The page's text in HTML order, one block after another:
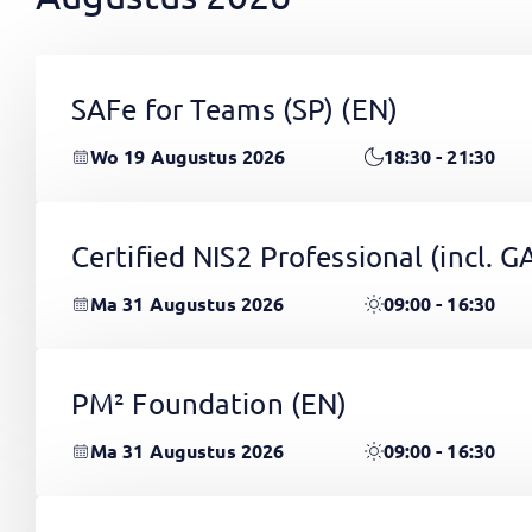
SAFe for Teams (SP) (EN)
Wo 19 Augustus 2026 18:30 - 21:30
Certified NIS2 Professional (incl.
Ma 31 Augustus 2026 09:00 - 16:30
PM² Foundation (EN)
Ma 31 Augustus 2026 09:00 - 16:30